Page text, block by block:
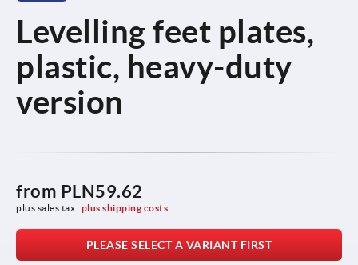
Levelling feet plates,
plastic, heavy-duty
version
from PLN59.62
plus sales tax plus shipping costs
PLEASE SELECT A VARIANT FIRST